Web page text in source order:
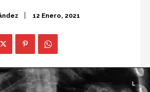
12 Enero, 2021